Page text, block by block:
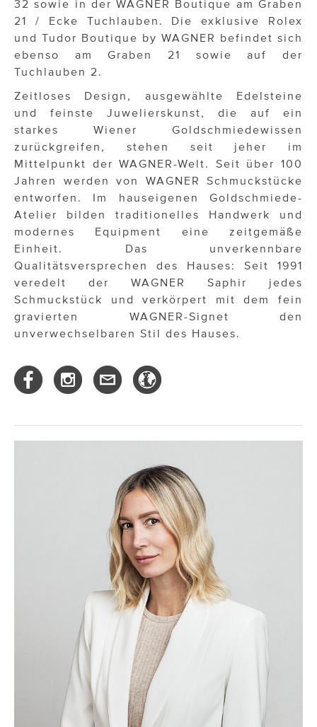
32 sowie in der WAGNER Boutique am Graben
21 / Ecke Tuchlauben. Die exklusive Rolex
und Tudor Boutique by WAGNER befindet sich
ebenso am Graben 21 sowie auf der
Tuchlauben 2.
Zeitloses Design, ausgewählte Edelsteine
und feinste Juwelierskunst, die auf ein
starkes Wiener Goldschmiedewissen
zurückgreifen, stehen seit jeher im
Mittelpunkt der WAGNER-Welt. Seit über 100
Jahren werden von WAGNER Schmuckstücke
entworfen. Im hauseigenen Goldschmiede-
Atelier bilden traditionelles Handwerk und
modernes Equipment eine zeitgemäße
Einheit. Das unverkennbare
Qualitätsversprechen des Hauses: Seit 1991
veredelt der WAGNER Saphir jedes
Schmuckstück und verkörpert mit dem fein
gravierten WAGNER-Signet den
unverwechselbaren Stil des Hauses.